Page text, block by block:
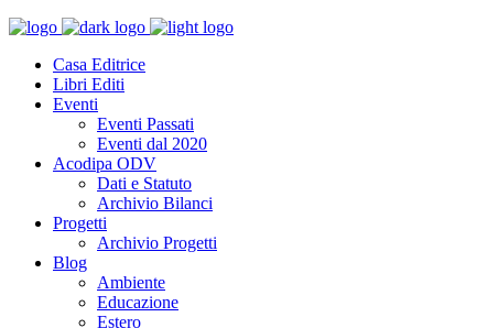
Casa Editrice
Libri Editi
Eventi
Eventi Passati
Eventi dal 2020
Acodipa ODV
Dati e Statuto
Archivio Bilanci
Progetti
Archivio Progetti
Blog
Ambiente
Educazione
Estero